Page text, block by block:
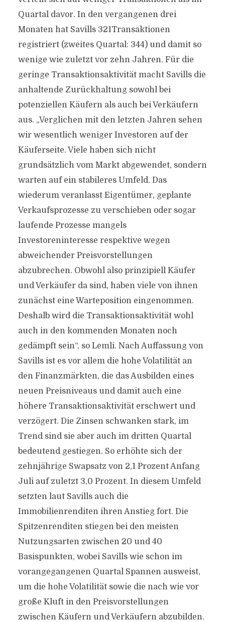
Quartal davor. In den vergangenen drei
Monaten hat Savills 321Transaktionen
registriert (zweites Quartal: 344) und damit so
wenige wie zuletzt vor zehn Jahren. Für die
geringe Transaktionsaktivität macht Savills die
anhaltende Zurückhaltung sowohl bei
potenziellen Käufern als auch bei Verkäufern
aus. „Verglichen mit den letzten Jahren sehen
wir wesentlich weniger Investoren auf der
Käuferseite. Viele haben sich nicht
grundsätzlich vom Markt abgewendet, sondern
warten auf ein stabileres Umfeld. Das
wiederum veranlasst Eigentümer, geplante
Verkaufsprozesse zu verschieben oder sogar
laufende Prozesse mangels
Investoreninteresse respektive wegen
abweichender Preisvorstellungen
abzubrechen. Obwohl also prinzipiell Käufer
und Verkäufer da sind, haben viele von ihnen
zunächst eine Warteposition eingenommen.
Deshalb wird die Transaktionsaktivität wohl
auch in den kommenden Monaten noch
gedämpft sein“, so Lemli. Nach Auffassung von
Savills ist es vor allem die hohe Volatilität an
den Finanzmärkten, die das Ausbilden eines
neuen Preisniveaus und damit auch eine
höhere Transaktionsaktivität erschwert und
verzögert. Die Zinsen schwanken stark, im
Trend sind sie aber auch im dritten Quartal
bedeutend gestiegen. So erhöhte sich der
zehnjährige Swapsatz von 2,1 Prozent Anfang
Juli auf zuletzt 3,0 Prozent. In diesem Umfeld
setzten laut Savills auch die
Immobilienrenditen ihren Anstieg fort. Die
Spitzenrenditen stiegen bei den meisten
Nutzungsarten zwischen 20 und 40
Basispunkten, wobei Savills wie schon im
vorangegangenen Quartal Spannen ausweist,
um die hohe Volatilität sowie die nach wie vor
große Kluft in den Preisvorstellungen
zwischen Käufern und Verkäufern abzubilden.